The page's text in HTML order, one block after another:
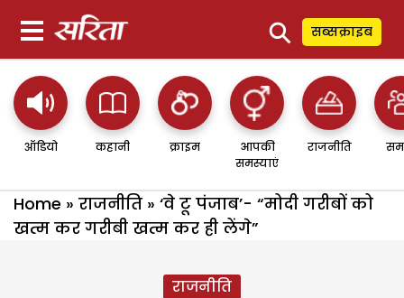
⚲ सब्सक्राइब
ऑडियो कहानी क्राइम
आपकी
समस्याएं
राजनीति
Home » राजनीति » ‘वे टू पंजाब’- “मोदी गरीबों को
खत्म कर गरीबी खत्म कर ही लेंगे”
राजनीति